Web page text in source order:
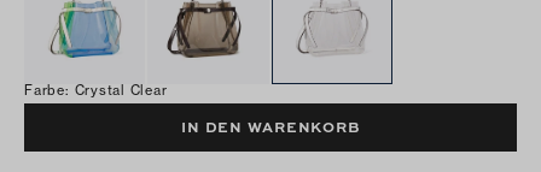
Farbe: Crystal Clear
IN DEN WARENKORB